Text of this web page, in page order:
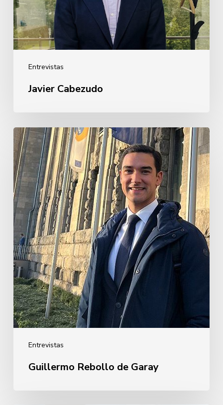
Entrevistas
Javier Cabezudo
Entrevistas
Guillermo
Rebollo
de
Garay
Guillermo Rebollo de Garay